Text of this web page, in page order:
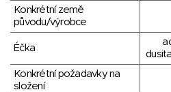
Konkrétní země
původu/výrobce
Éčka
Konkrétní požadavky na
složení